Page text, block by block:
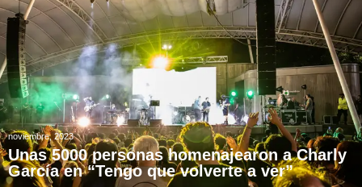
noviembre, 2023
Unas 5000 personas homenajearon a Charly
García en “Tengo que volverte a ver”